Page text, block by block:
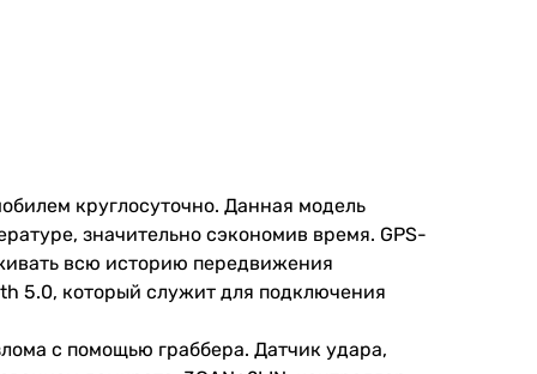
круглосуточно. Данная модель
, значительно сэкономив время. GPS-
всю историю передвижения
5.0, который служит для подключения
с помощью граббера. Датчик удара,